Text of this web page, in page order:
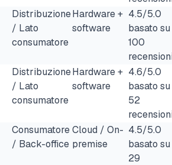
Distribuzione
/ Lato
consumatore
Hardware +
software
4.5/5.0
basato su
100
Distribuzione
/ Lato
consumatore
Hardware +
software
4.6/5.0
basato su
52
Consumatore
/ Back-office
Cloud / On-
premise
4.5/5.0
basato su
29